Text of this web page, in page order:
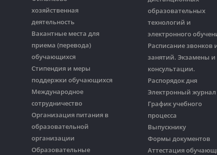
хозяйственная
деятельность
Вакантные места для
приема (перевода)
обучающихся
Стипендия и меры
поддержки обучающихся
Международное
сотрудничество
Организация питания в
образовательной
организации
Образовательные
образовательных
технологий и
электронного
Расписание звонков
занятий. Экзамены и
консультации.
Распорядок дня
Электронный журнал
График учебного
процесса
Выпускнику
Формы документов
Аттестация